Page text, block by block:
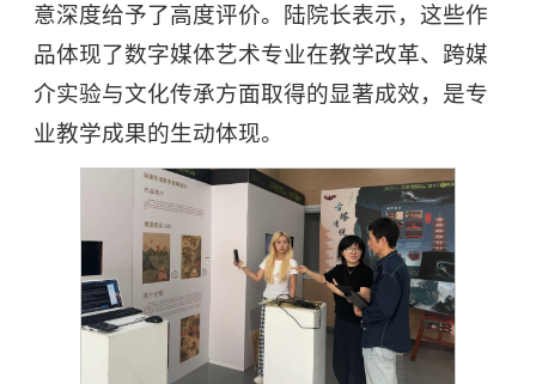
意深度给予了高度评价。陆院长表示，这些作
品体现了数字媒体艺术专业在教学改革、跨媒
介实验与文化传承方面取得的显著成效，是专
业教学成果的生动体现。